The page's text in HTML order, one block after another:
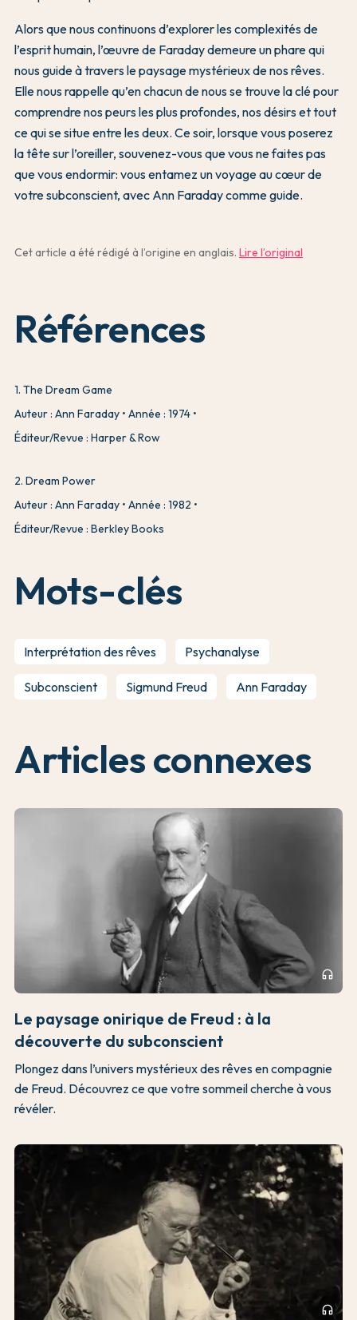
Alors que nous continuons d’explorer les complexités de
l’esprit humain, l’œuvre de Faraday demeure un phare qui
nous guide à travers le paysage mystérieux de nos rêves.
Elle nous rappelle qu’en chacun de nous se trouve la clé pour
comprendre nos peurs les plus profondes, nos désirs et tout
ce qui se situe entre les deux. Ce soir, lorsque vous poserez
la tête sur l’oreiller, souvenez-vous que vous ne faites pas
que vous endormir: vous entamez un voyage au cœur de
votre subconscient, avec Ann Faraday comme guide.
Cet article a été rédigé à l’origine en anglais. Lire l’original
Références
1. The Dream Game
Auteur : Ann Faraday
Année : 1974
Éditeur/Revue : Harper & Row
2. Dream Power
Auteur : Ann Faraday
Année : 1982
Éditeur/Revue : Berkley Books
Mots-clés
Interprétation des rêves Psychanalyse
Subconscient Sigmund Freud Ann Faraday
Articles connexes
headphones
Le paysage onirique de Freud : à la
découverte du subconscient
Plongez dans l’univers mystérieux des rêves en compagnie
de Freud. Découvrez ce que votre sommeil cherche à vous
révéler.
headphones